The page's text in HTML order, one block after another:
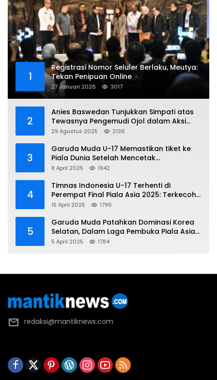
1
Registrasi Nomor Seluler Berlaku, Meutya:
Tekan Penipuan Online
27 Januari 2026 3017
2
Anies Baswedan Tunjukkan Simpati atas
Tewasnya Pengemudi Ojol dalam Aksi
Demo
29 Agustus 2025 2136
3
Garuda Muda U-17 Memastikan tiket ke
Piala Dunia Setelah Mencetak
Kemenangan Gemilang atas Yaman 4-1 di
8 April 2025 1942
4
Timnas Indonesia U-17 Terhenti di
Perempat Final Piala Asia 2025: Terkecoh
Korea Utara
15 April 2025 1796
5
Garuda Muda Patahkan Dominasi Korea
Selatan, Dalam Laga Pembuka Piala Asia
2025 U-17
5 April 2025 1784
redaksi@mantiknews.com